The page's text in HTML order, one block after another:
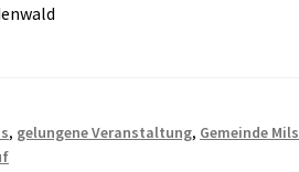
, gelungene Veranstaltung, Gemeinde Mils